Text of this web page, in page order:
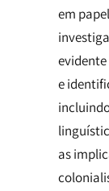
em
e
as